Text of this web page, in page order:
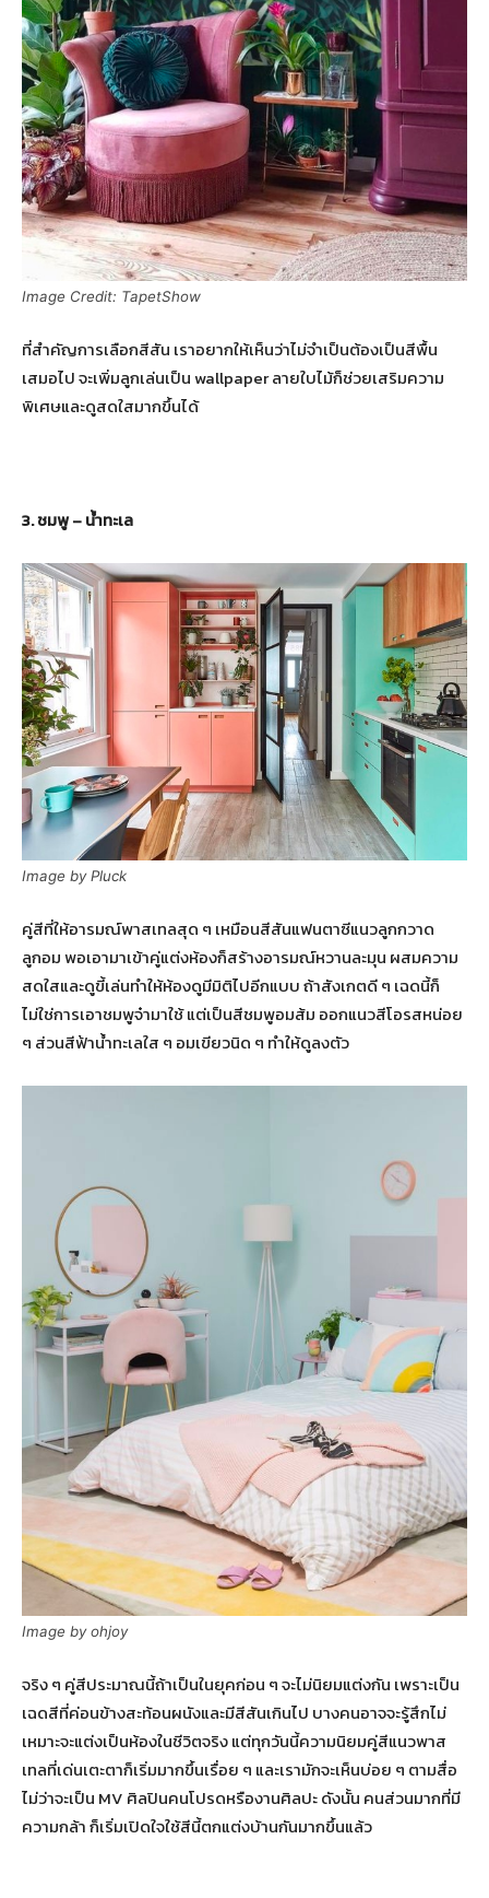
Image Credit: TapetShow
ที่สำคัญการเลือกสีสัน เราอยากให้เห็นว่าไม่จำเป็นต้องเป็นสีพื้น
เสมอไป จะเพิ่มลูกเล่นเป็น wallpaper ลายใบไม้ก็ช่วยเสริมความ
พิเศษและดูสดใสมากขึ้นได้
3. ชมพู – น้ำทะเล
Image by Pluck
คู่สีที่ให้อารมณ์พาสเทลสุด ๆ เหมือนสีสันแฟนตาซีแนวลูกกวาด
ลูกอม พอเอามาเข้าคู่แต่งห้องก็สร้างอารมณ์หวานละมุน ผสมความ
สดใสและดูขี้เล่นทำให้ห้องดูมีมิติไปอีกแบบ ถ้าสังเกตดี ๆ เฉดนี้ก็
ไม่ใช่การเอาชมพูจ๋ามาใช้ แต่เป็นสีชมพูอมส้ม ออกแนวสีโอรสหน่อย
ๆ ส่วนสีฟ้าน้ำทะเลใส ๆ อมเขียวนิด ๆ ทำให้ดูลงตัว
Image by ohjoy
จริง ๆ คู่สีประมาณนี้ถ้าเป็นในยุคก่อน ๆ จะไม่นิยมแต่งกัน เพราะเป็น
เฉดสีที่ค่อนข้างสะท้อนผนังและมีสีสันเกินไป บางคนอาจจะรู้สึกไม่
เหมาะจะแต่งเป็นห้องในชีวิตจริง แต่ทุกวันนี้ความนิยมคู่สีแนวพาส
เทลที่เด่นเตะตาก็เริ่มมากขึ้นเรื่อย ๆ และเรามักจะเห็นบ่อย ๆ ตามสื่อ
ไม่ว่าจะเป็น MV ศิลปินคนโปรดหรืองานศิลปะ ดังนั้น คนส่วนมากที่มี
ความกล้า ก็เริ่มเปิดใจใช้สีนี้ตกแต่งบ้านกันมากขึ้นแล้ว